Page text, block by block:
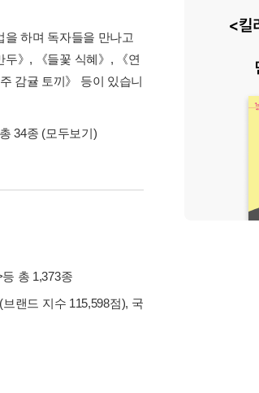
하며 독자들을 만나고
》, 《들꽃 식혜》, 《연
감귤 토끼》 등이 있습니
34종 (모두보기)
등 총 1,373종
랜드 지수 115,598점), 국